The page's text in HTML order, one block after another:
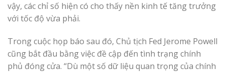
vậy, các chỉ số hiện có cho thấy nền kinh tế tăng trưởng
với tốc độ vừa phải.
Trong cuộc họp báo sau đó, Chủ tịch Fed Jerome Powell
cũng bắt đầu bằng việc đề cập đến tình trạng chính
phủ đóng cửa. “Dù một số dữ liệu quan trọng của chính